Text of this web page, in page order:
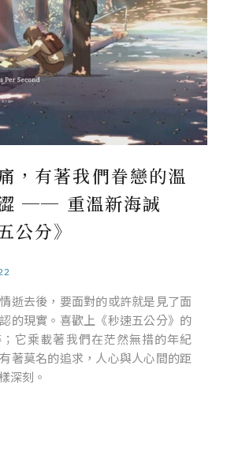
，有著我們眷戀的溫
── 重溫新海誠
公分》
逝去後，要面對的或許就是見了面
的現實。喜歡上《秒速五公分》的
它乘載著我們在茫然無措的年紀
著莫名的追求，人心與人心間的距
深刻。